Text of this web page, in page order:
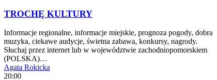
TROCHĘ KULTURY
Informacje regionalne, informacje miejskie, prognoza pogody, dobra
muzyka, ciekawe audycje, świetna zabawa, konkursy, nagrody.
Słuchaj przez internet lub w województwie zachodniopomorskiem
(POLSKA)…
Agata Rokicka
20:00